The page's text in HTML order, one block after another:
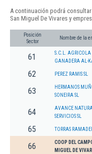
A continuación podrá
San Miguel De Vivares y
Posición
Sector
Nombre de la
61
S.C.L. AGRICOLA
GANADERA AL-
62 PEREZ RAMIS SL
63
HERMANOS
SONEIRA SL
64
AVANCE
SERVICIOS SL
65 TORRAS
66
COOP DEL
MIGUEL DE